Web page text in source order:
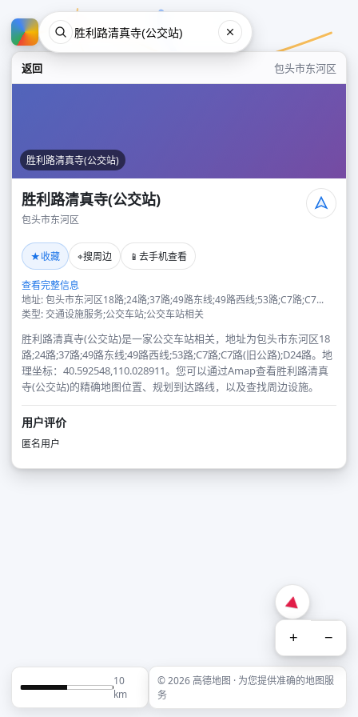
返回 包头市东河区
胜利路清真寺(公交站)
胜利路清真寺(公交站)
包头市东河区
★收藏 ⌖搜周边 📱 去手机查看
查看完整信息
地址: 包头市东河区18路;24路;37路;49路东线;49路西线;53路;C7路;C7...
类型: 交通设施服务;公交车站;公交车站相关
胜利路清真寺(公交站)是一家公交车站相关，地址为包头市东河区18
路;24路;37路;49路东线;49路西线;53路;C7路;C7路(旧公路);D24路。地
理坐标：40.592548,110.028911。您可以通过Amap查看胜利路清真
寺(公交站)的精确地图位置、规划到达路线，以及查找周边设施。
用户评价
匿名用户
+ −
10
km
© 2026 高德地图 · 为您提供准确的地图服
务